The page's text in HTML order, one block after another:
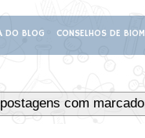
DO BLOG CONSELHOS DE
com